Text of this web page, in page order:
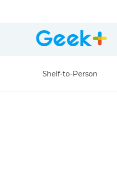
Shelf-to-Person